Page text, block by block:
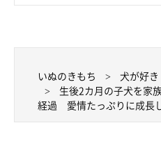
いぬのきもち 犬が好き
生後2カ月の子犬を家
経過 愛情たっぷりに成長